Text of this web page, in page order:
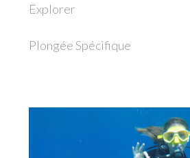
Explorer
Plongée Spécifique